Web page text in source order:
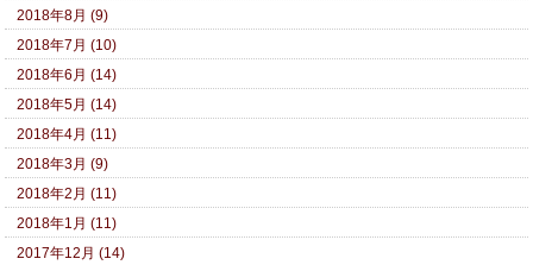
2018年8月 (9)
2018年7月 (10)
2018年6月 (14)
2018年5月 (14)
2018年4月 (11)
2018年3月 (9)
2018年2月 (11)
2018年1月 (11)
2017年12月 (14)